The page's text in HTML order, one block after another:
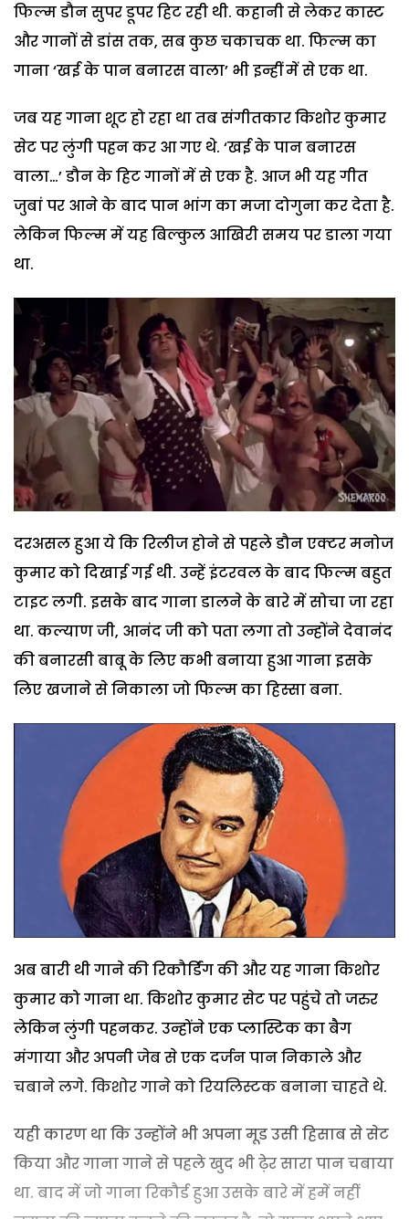
फिल्म डौन सुपर डूपर हिट रही थी. कहानी से लेकर कास्ट
और गानों से डांस तक, सब कुछ चकाचक था. फिल्म का
गाना ‘खई के पान बनारस वाला’ भी इन्हीं में से एक था.
जब यह गाना शूट हो रहा था तब संगीतकार किशोर कुमार
सेट पर लुंगी पहन कर आ गए थे. ‘खई के पान बनारस
वाला…’ डौन के हिट गानों में से एक है. आज भी यह गीत
जुबां पर आने के बाद पान भांग का मजा दोगुना कर देता है.
लेकिन फिल्म में यह बिल्कुल आखिरी समय पर डाला गया
था.
दरअसल हुआ ये कि रिलीज होने से पहले डौन एक्टर मनोज
कुमार को दिखाई गई थी. उन्हें इंटरवल के बाद फिल्म बहुत
टाइट लगी. इसके बाद गाना डालने के बारे में सोचा जा रहा
था. कल्याण जी, आनंद जी को पता लगा तो उन्होंने देवानंद
की बनारसी बाबू के लिए कभी बनाया हुआ गाना इसके
लिए खजाने से निकाला जो फिल्म का हिस्सा बना.
अब बारी थी गाने की रिकौर्डिंग की और यह गाना किशोर
कुमार को गाना था. किशोर कुमार सेट पर पहुंचे तो जरुर
लेकिन लुंगी पहनकर. उन्होंने एक प्लास्टिक का बैग
मंगाया और अपनी जेब से एक दर्जन पान निकाले और
चबाने लगे. किशोर गाने को रियलिस्टक बनाना चाहते थे.
यही कारण था कि उन्होंने भी अपना मूड उसी हिसाब से सेट
किया और गाना गाने से पहले खुद भी ढ़ेर सारा पान चबाया
था. बाद में जो गाना रिकौर्ड हुआ उसके बारे में हमें नहीं